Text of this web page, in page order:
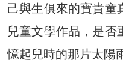
己與生俱來的寶貴童
兒童文學作品，是否
憶起兒時的那片太陽